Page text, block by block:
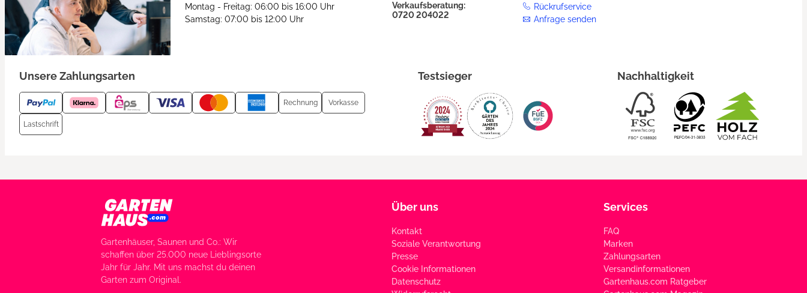
Montag - Freitag: 06:00 bis 16:00 Uhr
Samstag: 07:00 bis 12:00 Uhr
Verkaufsberatung:
0720 204022
Rückrufservice
Anfrage senden
Unsere Zahlungsarten
Rechnung Vorkasse
Lastschrift
Testsieger Nachhaltigkeit
Gartenhäuser, Saunen und Co.: Wir
schaffen über 25.000 neue Lieblingsorte
Jahr für Jahr. Mit uns machst du deinen
Garten zum Original.
Über uns
Kontakt
Soziale Verantwortung
Presse
Cookie Informationen
Datenschutz
Services
FAQ
Marken
Zahlungsarten
Versandinformationen
Gartenhaus.com Ratgeber